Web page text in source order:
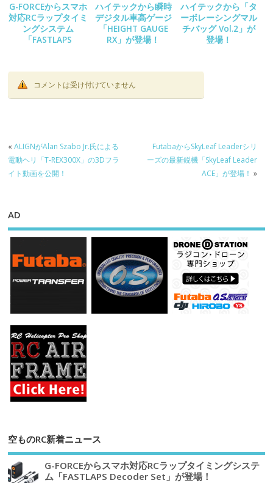
G-FORCEからスマホ
対応RCラップタイミ
ングシステム
「FASTLAPS
ハイテックから瞬時
デジタル車高ゲージ
「HEIGHT GAUGE
RX」が登場！
ハイテックから「タ
ーボレーシングマル
チバッグ Vol.2」が
登場！
コメントは受け付けていません
«ALIGNがAlan Szabo Jr.氏による
電動ヘリ「T-REX300X」の3Dフラ
イト動画を公開！
FutabaからSkyLeaf Leaderシリ
ーズの最新鋭機「SkyLeaf Leader
ACE」が登場！ »
AD
空ものRC新着ニュース
G-FORCEからスマホ対応RCラップタイミングシステ
ム「FASTLAPS Decoder Set」が登場！